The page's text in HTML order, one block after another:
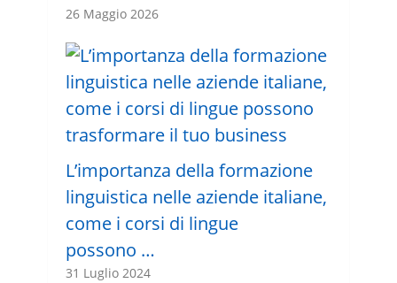
26 Maggio 2026
L’importanza della formazione
linguistica nelle aziende italiane,
come i corsi di lingue
possono …
31 Luglio 2024